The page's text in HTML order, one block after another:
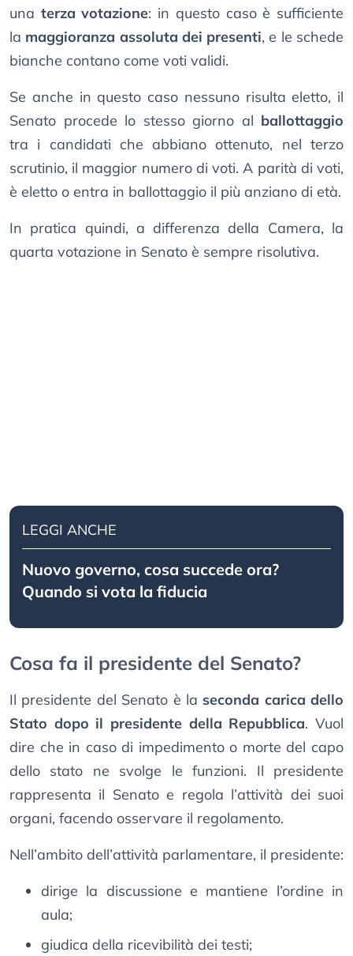
una terza votazione: in questo caso è sufficiente
la maggioranza assoluta dei presenti, e le schede
bianche contano come voti validi.
Se anche in questo caso nessuno risulta eletto, il
Senato procede lo stesso giorno al ballottaggio
tra i candidati che abbiano ottenuto, nel terzo
scrutinio, il maggior numero di voti. A parità di voti,
è eletto o entra in ballottaggio il più anziano di età.
In pratica quindi, a differenza della Camera, la
quarta votazione in Senato è sempre risolutiva.
LEGGI ANCHE
Nuovo governo, cosa succede ora?
Quando si vota la fiducia
Cosa fa il presidente del Senato?
Il presidente del Senato è la seconda carica dello
Stato dopo il presidente della Repubblica. Vuol
dire che in caso di impedimento o morte del capo
dello stato ne svolge le funzioni. Il presidente
rappresenta il Senato e regola l’attività dei suoi
organi, facendo osservare il regolamento.
Nell’ambito dell’attività parlamentare, il presidente:
dirige la discussione e mantiene l’ordine in
aula;
giudica della ricevibilità dei testi;